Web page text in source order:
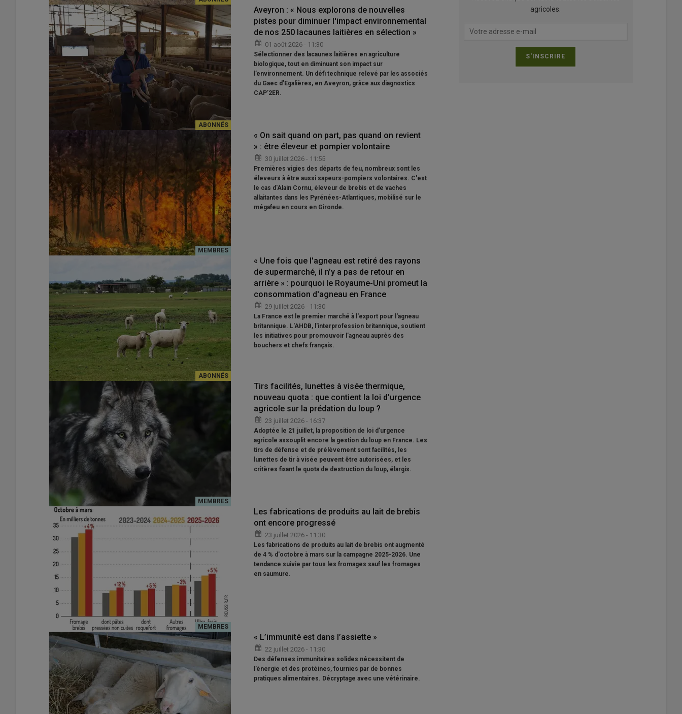
Aveyron : « Nous explorons de nouvelles
pistes pour diminuer l'impact environnemental
de nos 250 lacaunes laitières en sélection »
01 août 2026 - 11:30
Sélectionner des lacaunes laitières en agriculture
biologique, tout en diminuant son impact sur
l’environnement. Un défi technique relevé par les associés
du Gaec d’Egalières, en Aveyron, grâce aux diagnostics
CAP’2ER.
« On sait quand on part, pas quand on revient
» : être éleveur et pompier volontaire
30 juillet 2026 - 11:55
Premières vigies des départs de feu, nombreux sont les
éleveurs à être aussi sapeurs-pompiers volontaires. C'est
le cas d'Alain Cornu, éleveur de brebis et de vaches
allaitantes dans les Pyrénées-Atlantiques, mobilisé sur le
mégafeu en cours en Gironde.
« Une fois que l'agneau est retiré des rayons
de supermarché, il n’y a pas de retour en
arrière » : pourquoi le Royaume-Uni promeut la
consommation d'agneau en France
29 juillet 2026 - 11:30
La France est le premier marché à l'export pour l'agneau
britannique. L'AHDB, l'interprofession britannique, soutient
les initiatives pour promouvoir l’agneau auprès des
bouchers et chefs français.
Tirs facilités, lunettes à visée thermique,
nouveau quota : que contient la loi d’urgence
agricole sur la prédation du loup ?
23 juillet 2026 - 16:37
Adoptée le 21 juillet, la proposition de loi d’urgence
agricole assouplit encore la gestion du loup en France. Les
tirs de défense et de prélèvement sont facilités, les
lunettes de tir à visée peuvent être autorisées, et les
critères fixant le quota de destruction du loup, élargis.
Les fabrications de produits au lait de brebis
ont encore progressé
23 juillet 2026 - 11:30
Les fabrications de produits au lait de brebis ont augmenté
de 4 % d'octobre à mars sur la campagne 2025-2026. Une
tendance suivie par tous les fromages sauf les fromages
en saumure.
« L’immunité est dans l’assiette »
22 juillet 2026 - 11:30
Des défenses immunitaires solides nécessitent de
l’énergie et des protéines, fournies par de bonnes
pratiques alimentaires. Décryptage avec une vétérinaire.
agricoles.